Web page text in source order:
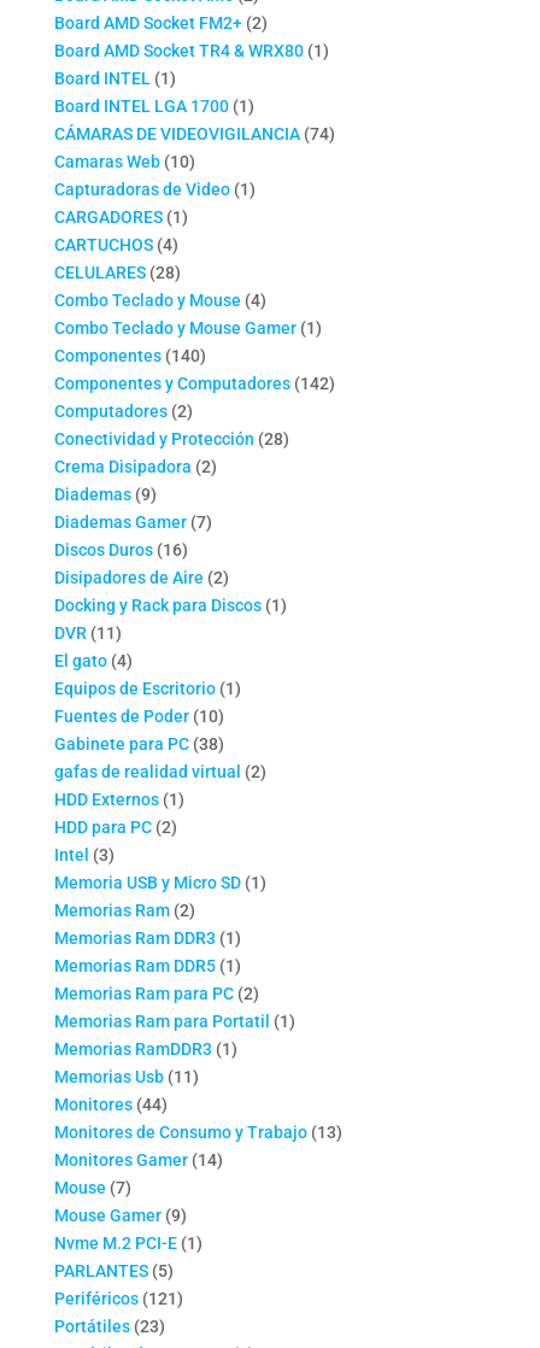
productos
Board AMD Socket FM2+ 22
productos
Board AMD Socket TR4 & WRX80 11
Board INTEL 11
producto
Board INTEL LGA 1700 11
producto
CÁMARAS DE VIDEOVIGILANCIA 7474
Camaras Web 1010
productos
Capturadoras de Video 11
CARGADORES 11
CARTUCHOS 44
productos
CELULARES 2828
productos
Combo Teclado y Mouse 44
productos
Combo Teclado y Mouse Gamer 11
Componentes 140140
productos
Componentes y Computadores 142142
Computadores 22
productos
Conectividad y Protección 2828
Crema Disipadora 22
Diademas 99
productos
Diademas Gamer 77
Discos Duros 1616
productos
Disipadores de Aire 22
productos
Docking y Rack para Discos 11
DVR 1111
productos
El gato 44
productos
Equipos de Escritorio 11
Fuentes de Poder 1010
productos
Gabinete para PC 3838
productos
gafas de realidad virtual 22
HDD Externos 11
HDD para PC 22
Intel 33
productos
Memoria USB y Micro SD 11
Memorias Ram 22
productos
Memorias Ram DDR3 11
producto
Memorias Ram DDR5 11
producto
Memorias Ram para PC 22
productos
Memorias Ram para Portatil 11
Memorias RamDDR3 11
Memorias Usb 1111
Monitores 4444
productos
Monitores de Consumo y Trabajo 1313
Monitores Gamer 1414
Mouse 77
productos
Mouse Gamer 99
productos
Nvme M.2 PCI-E 11
PARLANTES 55
productos
Periféricos 121121
Portátiles 2323